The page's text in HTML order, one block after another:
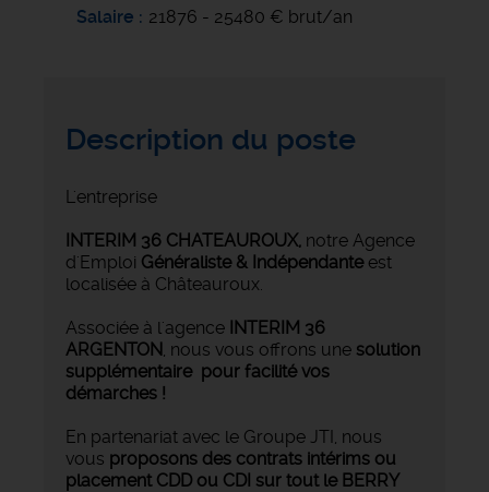
Salaire
21876 - 25480 € brut/an
Description du poste
L'entreprise
INTERIM 36 CHATEAUROUX, notre Agence
d'Emploi Généraliste & Indépendante est
localisée à Châteauroux.
Associée à l'agence INTERIM 36
ARGENTON, nous vous offrons une solution
supplémentaire pour facilité vos
démarches !
En partenariat avec le Groupe JTI, nous
vous proposons des contrats intérims ou
placement CDD ou CDI sur tout le BERRY